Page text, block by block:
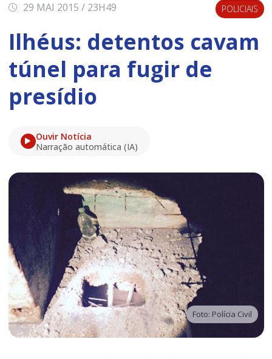
29 MAI 2015 / 23H49 POLICIAIS
Ilhéus: detentos cavam
túnel para fugir de
presídio
Ouvir Notícia
Narração automática (IA)
Foto: Polícia Civil